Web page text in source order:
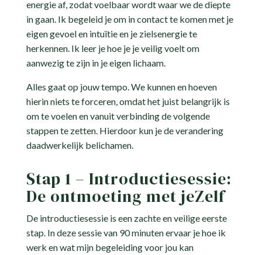
energie af, zodat voelbaar wordt waar we de diepte
in gaan. Ik begeleid je om in contact te komen met je
eigen gevoel en intuïtie en je zielsenergie te
herkennen. Ik leer je hoe je je veilig voelt om
aanwezig te zijn in je eigen lichaam.
Alles gaat op jouw tempo. We kunnen en hoeven
hierin niets te forceren, omdat het juist belangrijk is
om te voelen en vanuit verbinding de volgende
stappen te zetten. Hierdoor kun je de verandering
daadwerkelijk belichamen.
Stap 1 – Introductiesessie:
De ontmoeting met jeZelf
De introductiesessie is een zachte en veilige eerste
stap. In deze sessie van 90 minuten ervaar je hoe ik
werk en wat mijn begeleiding voor jou kan